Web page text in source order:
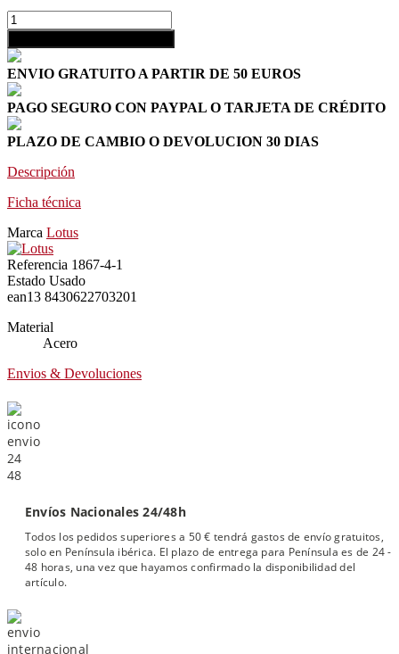
ENVIO GRATUITO A PARTIR DE 50 EUROS
PAGO SEGURO CON PAYPAL O TARJETA DE CRÉDITO
PLAZO DE CAMBIO O DEVOLUCION 30 DIAS
Descripción
Ficha técnica
Marca Lotus
Referencia 1867-4-1
Estado Usado
ean13 8430622703201
Material
Acero
Envios & Devoluciones
Envíos Nacionales 24/48h
Todos los pedidos superiores a 50 € tendrá gastos de envío gratuitos,
solo en Península ibérica. El plazo de entrega para Península es de 24 -
48 horas, una vez que hayamos confirmado la disponibilidad del
artículo.